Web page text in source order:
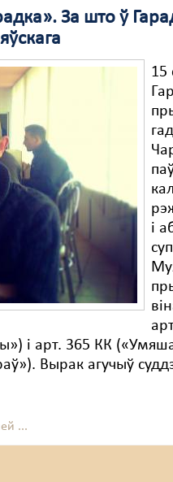
За што ў
15
і
і арт. 365 КК
Вырак агучыў
...